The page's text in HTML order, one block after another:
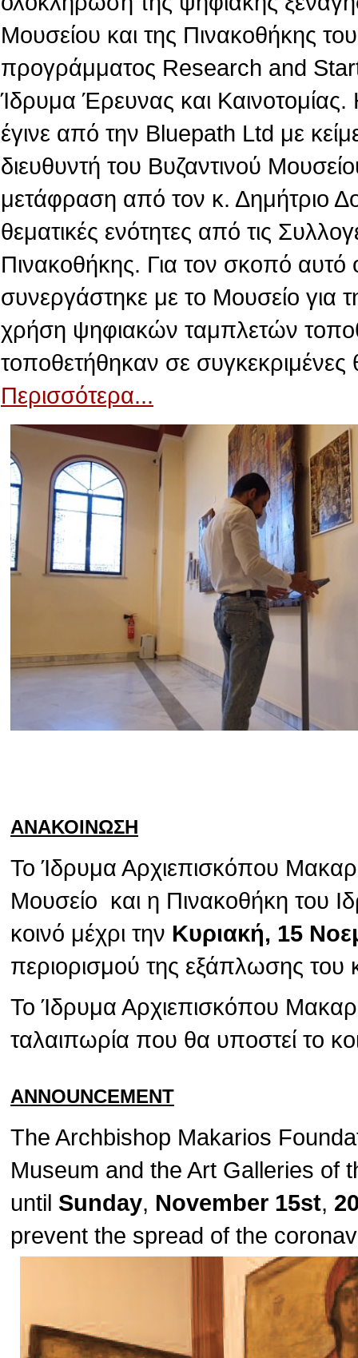
Μουσείου και της Πινακοθήκης
προγράμματος Research and
Ίδρυμα Έρευνας και
έγινε από την Βluepath Ltd με
διευθυντή του Βυζαντινού
μετάφραση από τον κ. Δημήτριο
θεματικές ενότητες από τις
Πινακοθήκης. Για τον σκοπό
συνεργάστηκε με το Μουσείο για
χρήση ψηφιακών ταμπλετών
τοποθετήθηκαν σε
Περισσότερα...
ΑΝΑΚΟΙΝΩΣΗ
Το Ίδρυμα Αρχιεπισκόπου
Μουσείο και η Πινακοθήκη του
κοινό μέχρι την Κυριακή, 15
περιορισμού της εξάπλωσης του
Το Ίδρυμα Αρχιεπισκόπου
ταλαιπωρία που θα υποστεί το
ANNOUNCEMENT
The Archbishop Makarios
Museum and the Art Galleries of
until Sunday, November 15st,
prevent the spread of the